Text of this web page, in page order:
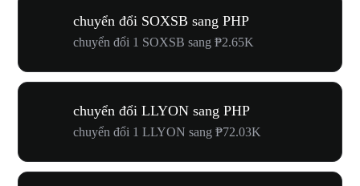
chuyển đổi SOXSB sang PHP
chuyển đổi 1 SOXSB sang ₱2.65K
chuyển đổi LLYON sang PHP
chuyển đổi 1 LLYON sang ₱72.03K